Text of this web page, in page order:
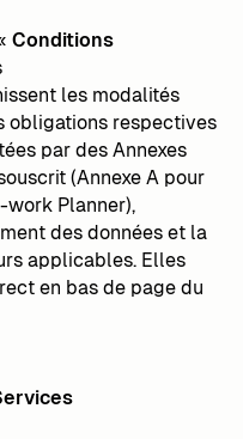
Conditions
les modalités
obligations respectives
par des Annexes
(Annexe A pour
work Planner),
des données et la
applicables. Elles
en bas de page du